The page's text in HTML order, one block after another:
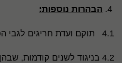
הבהרות נוספות:
4.1 תוקם ועדת חריגים לגבי הפסדים מחובות אבודים.
4.2 בניגוד לשנים קודמות,